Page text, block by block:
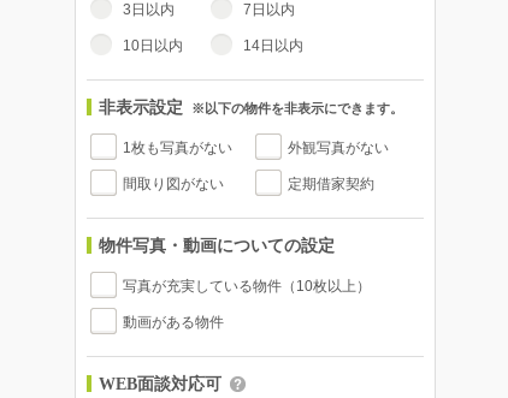
3日以内 7日以内
10日以内 14日以内
非表示設定 ※以下の物件を非表示にできます。
1枚も写真がない 外観写真がない
間取り図がない 定期借家契約
物件写真・動画についての設定
写真が充実している物件（10枚以上）
動画がある物件
WEB面談対応可